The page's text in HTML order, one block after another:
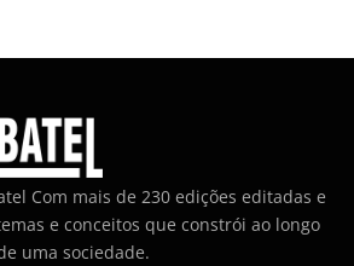
Com mais de 230 edições editadas e
e conceitos que constrói ao longo
uma sociedade.